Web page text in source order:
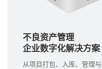
不良资产管理
企业数字化解决方案
从项目打包、入库、管理